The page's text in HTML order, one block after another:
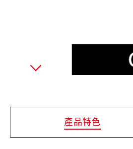
產品特色